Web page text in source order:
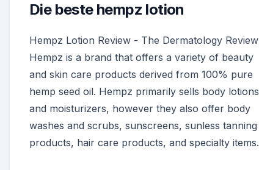
Die beste hempz lotion
Hempz Lotion Review - The Dermatology Review
Hempz is a brand that offers a variety of beauty
and skin care products derived from 100% pure
hemp seed oil. Hempz primarily sells body lotions
and moisturizers, however they also offer body
washes and scrubs, sunscreens, sunless tanning
products, hair care products, and specialty items.